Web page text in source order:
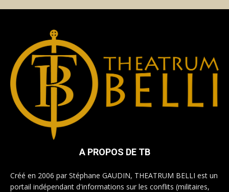
A PROPOS DE TB
Créé en 2006 par Stéphane GAUDIN, THEATRUM BELLI est un
portail indépendant d'informations sur les conflits (militaires,